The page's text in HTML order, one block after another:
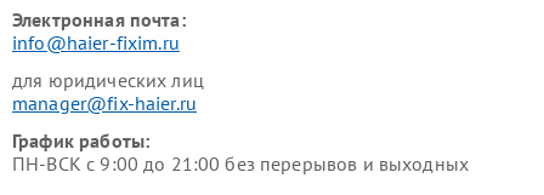
Электронная почта:
info@haier-fixim.ru
для юридических лиц
manager@fix-haier.ru
График работы:
ПН-ВСК с 9:00 до 21:00 без перерывов и выходных